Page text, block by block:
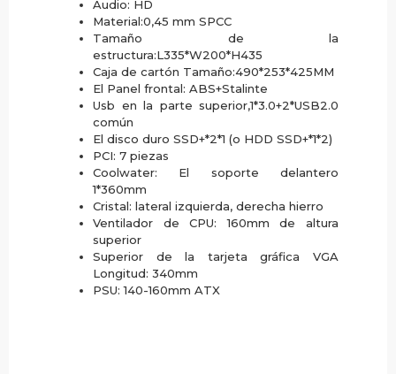
Audio: HD
Material:0,45 mm SPCC
Tamaño de la
estructura:L335*W200*H435
Caja de cartón Tamaño:490*253*425MM
El Panel frontal: ABS+Stalinte
Usb en la parte superior,1*3.0+2*USB2.0
común
El disco duro SSD+*2*1 (o HDD SSD+*1*2)
PCI: 7 piezas
Coolwater: El soporte delantero
1*360mm
Cristal: lateral izquierda, derecha hierro
Ventilador de CPU: 160mm de altura
superior
Superior de la tarjeta gráfica VGA
Longitud: 340mm
PSU: 140-160mm ATX